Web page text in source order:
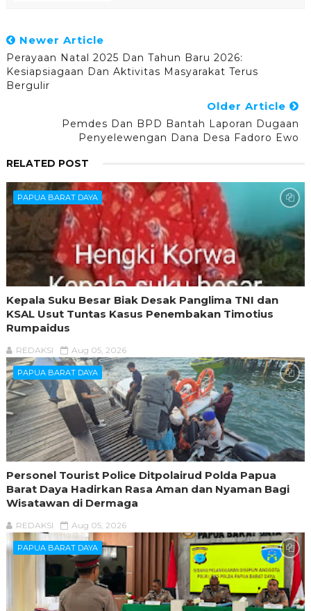
Newer Article
Perayaan Natal 2025 Dan Tahun Baru 2026:
Kesiapsiagaan Dan Aktivitas Masyarakat Terus
Bergulir
Older Article
Pemdes Dan BPD Bantah Laporan Dugaan
Penyelewengan Dana Desa Fadoro Ewo
RELATED POST
PAPUA BARAT DAYA
Kepala Suku Besar Biak Desak Panglima TNI dan
KSAL Usut Tuntas Kasus Penembakan Timotius
Rumpaidus
REDAKSI Aug 05, 2026
PAPUA BARAT DAYA
Personel Tourist Police Ditpolairud Polda Papua
Barat Daya Hadirkan Rasa Aman dan Nyaman Bagi
Wisatawan di Dermaga
REDAKSI Aug 05, 2026
PAPUA BARAT DAYA